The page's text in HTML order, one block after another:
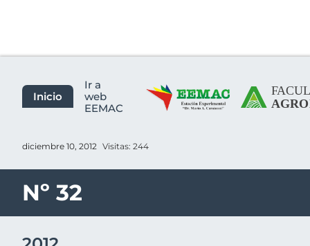
Inicio
Ir a
web
EEMAC
diciembre 10, 2012 Visitas: 244
Nº 32